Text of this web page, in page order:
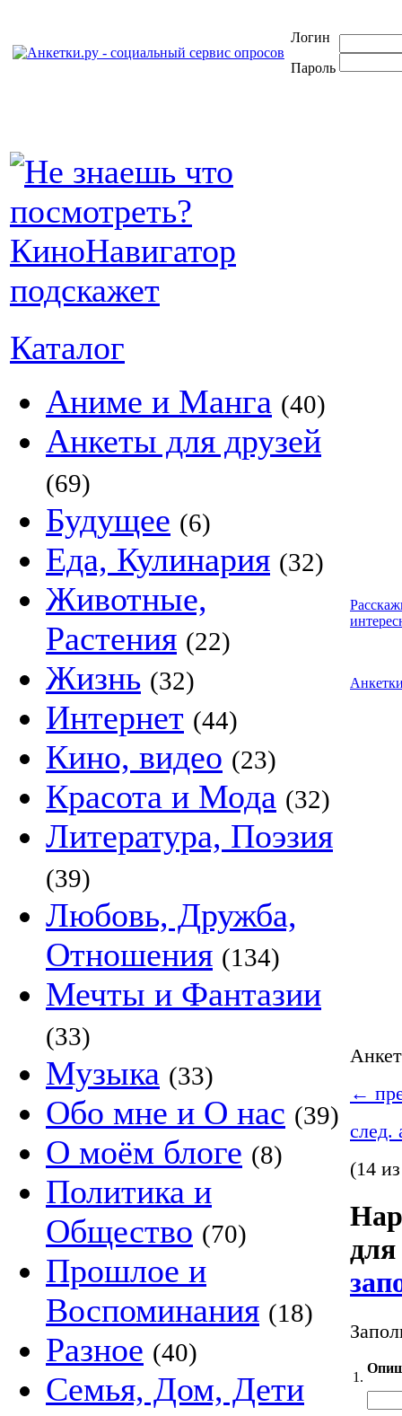
Логин
Пароль
Каталог
Аниме и Манга (40)
Анкеты для друзей
(69)
Будущее (6)
Еда, Кулинария (32)
Животные,
Растения (22)
Жизнь (32)
Интернет (44)
Кино, видео (23)
Красота и Мода (32)
Литература, Поэзия
(39)
Любовь, Дружба,
Отношения (134)
Мечты и Фантазии
(33)
Музыка (33)
Обо мне и О нас (39)
О моём блоге (8)
Политика и
Общество (70)
Прошлое и
Воспоминания (18)
Разное (40)
Семья, Дом, Дети
←
след.
(14
1.